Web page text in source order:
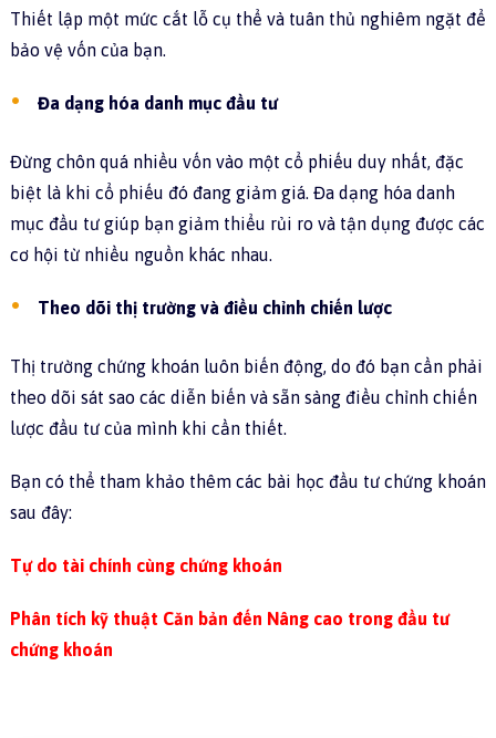
Thiết lập một mức cắt lỗ cụ thể và tuân thủ nghiêm ngặt để
bảo vệ vốn của bạn.
Đa dạng hóa danh mục đầu tư
Đừng chôn quá nhiều vốn vào một cổ phiếu duy nhất, đặc
biệt là khi cổ phiếu đó đang giảm giá. Đa dạng hóa danh
mục đầu tư giúp bạn giảm thiểu rủi ro và tận dụng được các
cơ hội từ nhiều nguồn khác nhau.
Theo dõi thị trường và điều chỉnh chiến lược
Thị trường chứng khoán luôn biến động, do đó bạn cần phải
theo dõi sát sao các diễn biến và sẵn sàng điều chỉnh chiến
lược đầu tư của mình khi cần thiết.
Bạn có thể tham khảo thêm các bài học đầu tư chứng khoán
sau đây:
Tự do tài chính cùng chứng khoán
Phân tích kỹ thuật Căn bản đến Nâng cao trong đầu tư
chứng khoán